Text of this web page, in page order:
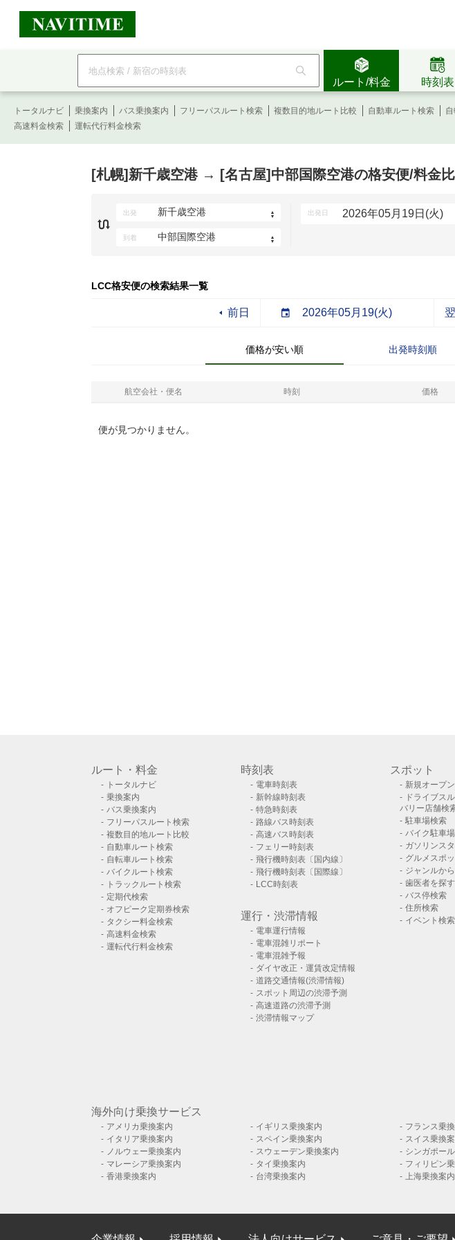
フ
ワ
ド
検
ルート/料金 時刻表
トータルナビ 乗換案内 バス乗換案内 フリーパスルート検索 複数目的地ルート比較 自動車ルート検索
高速料金検索
運転代行料金検索
[札幌]新千歳空港 → [名古屋]中部国際空港の格安便/料金
出発
到着
出発日
LCC格安便の検索結果一覧
前日
価格が安い順 出発時刻順
航空会社・便名 時刻 価格
便が見つかりません。
ルート・料金
トータルナビ
乗換案内
バス乗換案内
フリーパスルート検索
複数目的地ルート比較
自動車ルート検索
自転車ルート検索
バイクルート検索
トラックルート検索
定期代検索
オフピーク定期券検索
タクシー料金検索
高速料金検索
運転代行料金検索
時刻表
電車時刻表
新幹線時刻表
特急時刻表
路線バス時刻表
高速バス時刻表
フェリー時刻表
飛行機時刻表〔国内線〕
飛行機時刻表〔国際線〕
LCC時刻表
運行・渋滞情報
電車運行情報
電車混雑リポート
電車混雑予報
ダイヤ改正・運賃改定情報
道路交通情報(渋滞情報)
スポット周辺の渋滞予測
高速道路の渋滞予測
渋滞情報マップ
スポット
新規オープ
ドライブス
バリー店舗検
駐車場検索
バイク駐車
ガソリンス
グルメスポ
ジャンルか
歯医者を探す
バス停検索
住所検索
イベント検索
海外向け乗換サービス
アメリカ乗換案内 イギリス乗換案内 フランス乗
イタリア乗換案内
スペイン乗換案内 スイス乗換
ノルウェー乗換案内
スウェーデン乗換案内 シンガポー
マレーシア乗換案内
タイ乗換案内 フィリピン
香港乗換案内
台湾乗換案内 上海乗換案内